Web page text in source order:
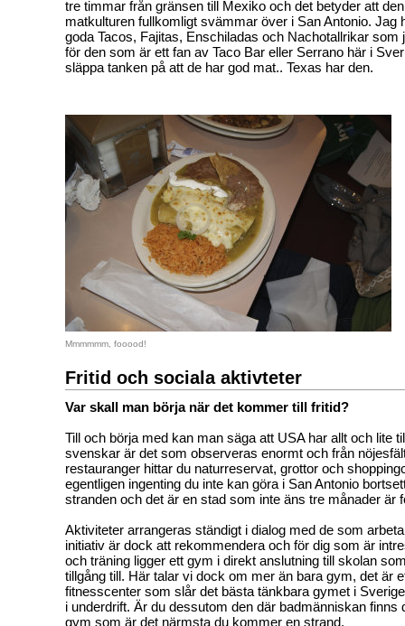
tre timmar från gränsen till Mexiko och det betyder att
matkulturen fullkomligt svämmar över i San Antonio. Jag
goda Tacos, Fajitas, Enschiladas och Nachotallrikar som
för den som är ett fan av Taco Bar eller Serrano här i
släppa tanken på att de har god mat.. Texas har den.
Mmmmmm, fooood!
Fritid och sociala aktivteter
Var skall man börja när det kommer till fritid?
Till och börja med kan man säga att USA har allt och lite
svenskar är det som observeras enormt och från
restauranger hittar du naturreservat, grottor och
egentligen ingenting du inte kan göra i San Antonio
stranden och det är en stad som inte äns tre månader är
Aktiviteter arrangeras ständigt i dialog med de som
initiativ är dock att rekommendera och för dig som är
och träning ligger ett gym i direkt anslutning till skolan
tillgång till. Här talar vi dock om mer än bara gym, det är
fitnesscenter som slår det bästa tänkbara gymet i
i underdrift. Är du dessutom den där badmänniskan finns
gym som är det närmsta du kommer en strand.